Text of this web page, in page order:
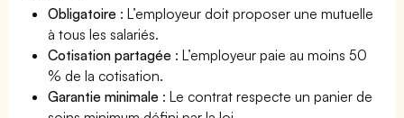
Obligatoire : L’employeur doit proposer une mutuelle
à tous les salariés.
Cotisation partagée : L’employeur paie au moins 50
% de la cotisation.
Garantie minimale : Le contrat respecte un panier de